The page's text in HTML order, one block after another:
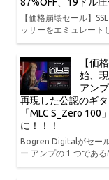
87%OFF、19ドル
【価格崩壊セール】
ッサーをエミュレート
【価
始、
アン
再現した公認のギ
「MLC S_Zero
に！！！
Bogren Digitalがセー
ー アンプの 1 つであ